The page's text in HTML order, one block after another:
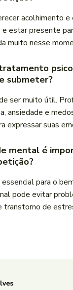
acolhimento
estar presente
muito nesse
submeter?
ser muito útil.
ansiedade e
expressar suas
mental é
para o
pode evitar
transtorno de